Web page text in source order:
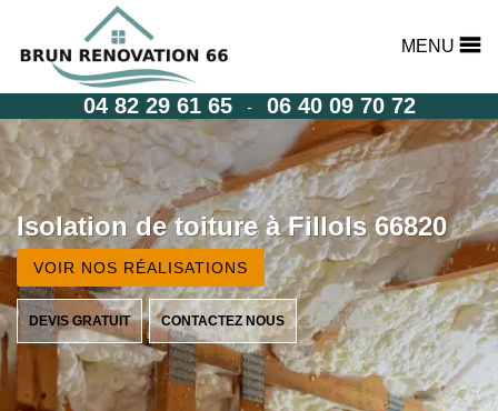
MENU
04 82 29 61 65 - 06 40 09 70 72
Isolation de toiture à Fillols 66820
VOIR NOS RÉALISATIONS
DEVIS GRATUIT CONTACTEZ NOUS